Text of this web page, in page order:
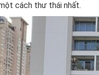
cách thư thái nhất.